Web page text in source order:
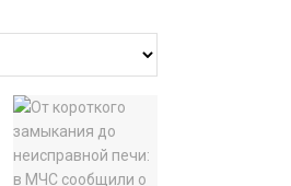
систему
за вечной
и очистят
от мусора